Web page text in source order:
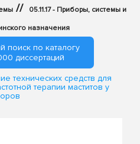
// 05.11.17 - Приборы, системы и
назначения
поиск по каталогу
диссертаций
технических средств для
терапии маститов у